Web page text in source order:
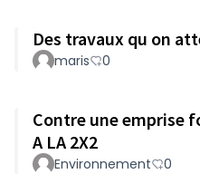
Des travaux qu on
maris 0
Contre une emprise
A LA 2X2
Environnement 0